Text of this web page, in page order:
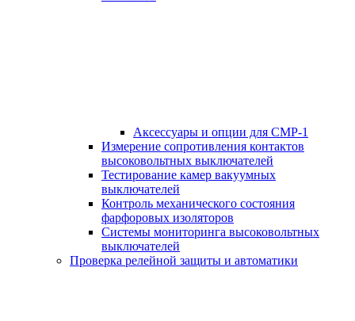
Аксессуары и опции для СМР-1
Измерение сопротивления контактов
высоковольтных выключателей
Тестирование камер вакуумных
выключателей
Контроль механического состояния
фарфоровых изоляторов
Системы мониторинга высоковольтных
выключателей
Проверка релейной защиты и автоматики